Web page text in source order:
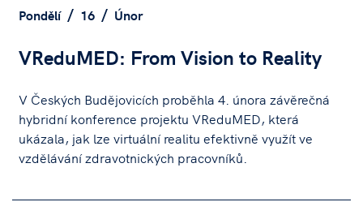
Pondělí 16 Únor
VReduMED: From Vision to Reality
V Českých Budějovicích proběhla 4. února závěrečná
hybridní konference projektu VReduMED, která
ukázala, jak lze virtuální realitu efektivně využít ve
vzdělávání zdravotnických pracovníků.